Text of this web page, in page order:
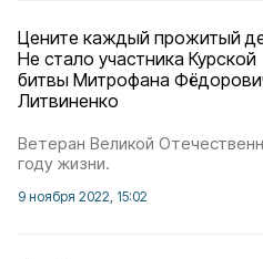
Цените каждый прожитый
Не стало участника Курской
битвы Митрофана
Литвиненко
Ветеран Великой
году жизни.
9 ноября 2022, 15:02